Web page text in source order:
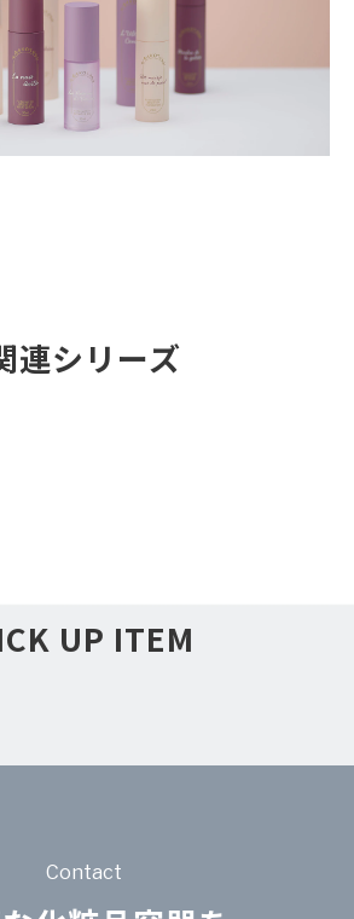
連シリーズ
UP ITEM
Contact